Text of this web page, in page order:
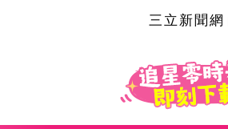
三立新聞網